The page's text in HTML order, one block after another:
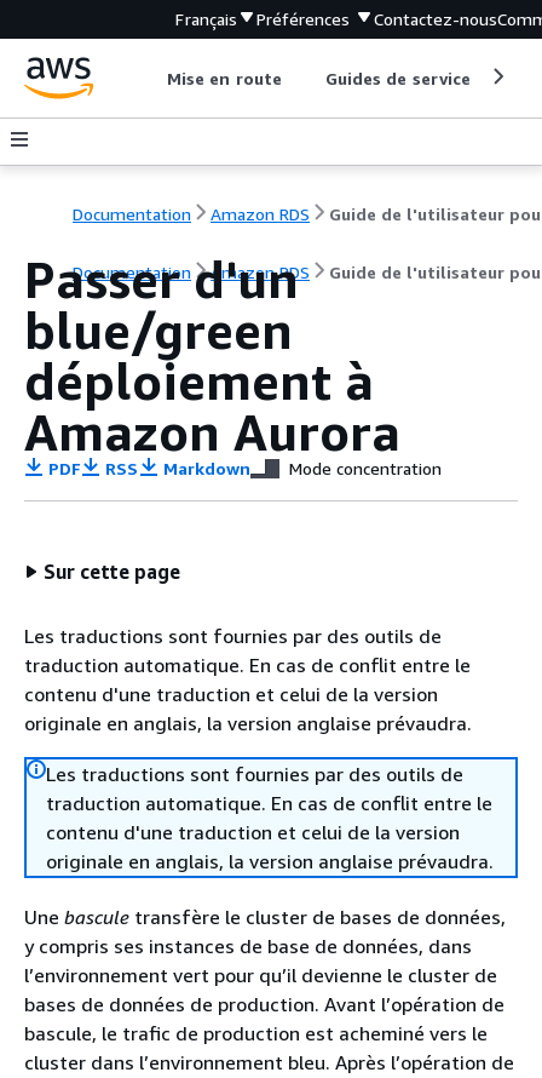
Français Préférences Contactez-nous
Mise en route Guides de service
Documentation Amazon RDS
Documentation Amazon RDS Guide de l'utilisateur
Passer d'un
blue/green
déploiement à
Amazon Aurora
PDF RSS Markdown Mode concentration
Sur cette page
Les traductions sont fournies par des outils de
traduction automatique. En cas de conflit entre le
contenu d'une traduction et celui de la version
originale en anglais, la version anglaise prévaudra.
Les traductions sont fournies par des outils de
traduction automatique. En cas de conflit entre le
contenu d'une traduction et celui de la version
originale en anglais, la version anglaise prévaudra.
Une bascule transfère le cluster de bases de données,
y compris ses instances de base de données, dans
l’environnement vert pour qu’il devienne le cluster de
bases de données de production. Avant l’opération de
bascule, le trafic de production est acheminé vers le
cluster dans l’environnement bleu. Après l’opération de